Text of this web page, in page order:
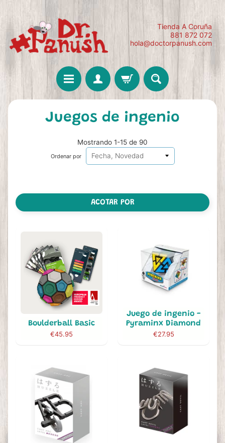
Tienda A Coruña
881 872 072
hola@doctorpanush.com
Juegos de ingenio
Mostrando 1-15 de 90
Ordenar por
ACOTAR POR
Boulderball Basic
€45.95
Juego de ingenio -
Pyraminx Diamond
€27.95